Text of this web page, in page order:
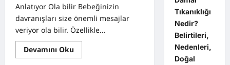
Anlatıyor Ola bilir Bebeğinizin
davranışları size önemli mesajlar
veriyor ola bilir. Özellikle...
Devamını Oku
more
Tıkanıklığı
Nedir?
Belirtileri,
Nedenleri,
Doğal